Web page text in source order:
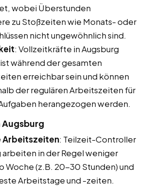
wobei Überstunden
zu Stoßzeiten wie Monats- oder
nicht ungewöhnlich sind.
: Vollzeitkräfte in Augsburg
während der gesamten
erreichbar sein und können
der regulären Arbeitszeiten für
herangezogen werden.
Arbeitszeiten: Teilzeit-Controller
arbeiten in der Regel weniger
Woche (z.B. 20-30 Stunden) und
Arbeitstage und -zeiten.